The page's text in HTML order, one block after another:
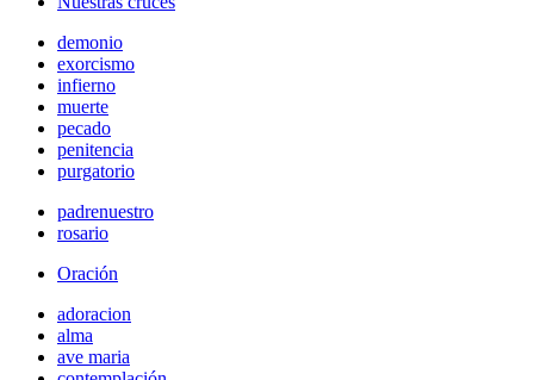
demonio
exorcismo
infierno
muerte
pecado
penitencia
purgatorio
padrenuestro
rosario
Oración
adoracion
alma
ave maria